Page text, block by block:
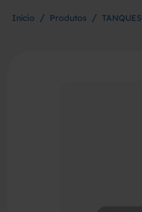
Início / Produtos / TANQUES